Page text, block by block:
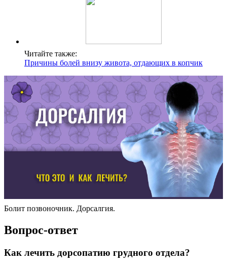
Читайте также:
Причины болей внизу живота, отдающих в копчик
Болит позвоночник. Дорсалгия.
Вопрос-ответ
Как лечить дорсопатию грудного отдела?